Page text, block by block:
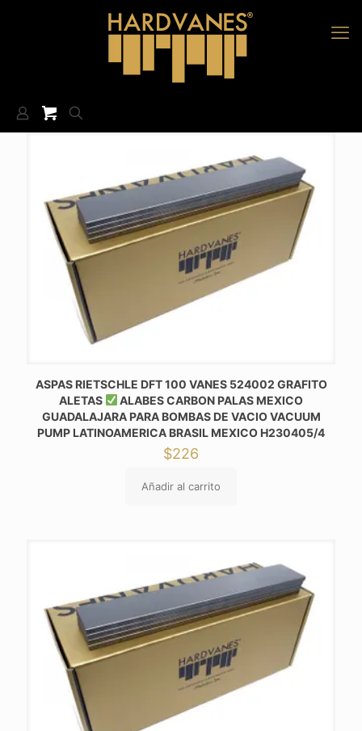
ASPAS RIETSCHLE DFT 100 VANES 524002 GRAFITO
ALETAS
ALABES CARBON PALAS MEXICO
GUADALAJARA PARA BOMBAS DE VACIO VACUUM
PUMP LATINOAMERICA BRASIL MEXICO H230405/4
$226
Añadir al carrito